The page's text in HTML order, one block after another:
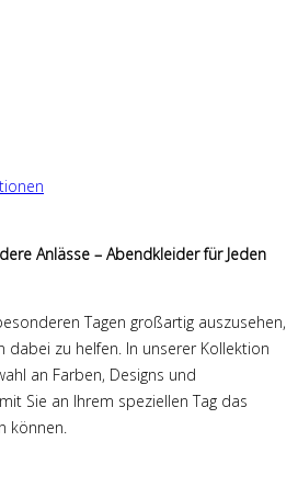
Anlässe – Abendkleider für Jeden
Tagen großartig auszusehen,
dabei zu helfen. In unserer Kollektion
an Farben, Designs und
Sie an Ihrem speziellen Tag das
können.